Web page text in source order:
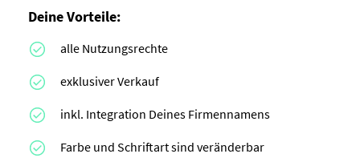
Deine Vorteile:
alle Nutzungsrechte
exklusiver Verkauf
inkl. Integration Deines Firmennamens
Farbe und Schriftart sind veränderbar